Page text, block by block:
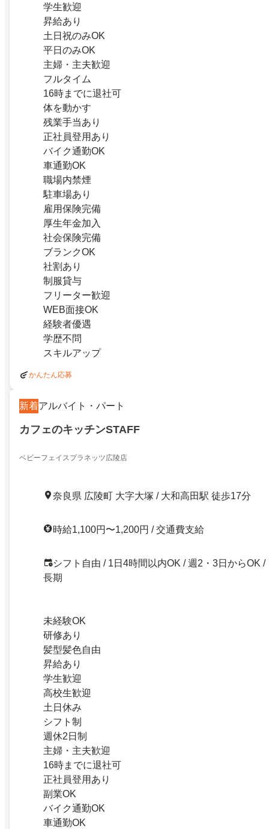
学生歓迎
昇給あり
土日祝のみOK
平日のみOK
主婦・主夫歓迎
フルタイム
16時までに退社可
体を動かす
残業手当あり
正社員登用あり
バイク通勤OK
車通勤OK
職場内禁煙
駐車場あり
雇用保険完備
厚生年金加入
社会保険完備
ブランクOK
社割あり
制服貸与
フリーター歓迎
WEB面接OK
経験者優遇
学歴不問
スキルアップ
かんたん応募
新着アルバイト・パート
カフェのキッチンSTAFF
ベビーフェイスプラネッツ広陵店
奈良県 広陵町 大字大塚 / 大和高田駅 徒歩17分
時給1,100円〜1,200円 / 交通費支給
シフト自由 / 1日4時間以内OK / 週2・3日からOK /
長期
未経験OK
研修あり
髪型髪色自由
昇給あり
学生歓迎
高校生歓迎
土日休み
シフト制
週休2日制
主婦・主夫歓迎
16時までに退社可
正社員登用あり
副業OK
バイク通勤OK
車通勤OK